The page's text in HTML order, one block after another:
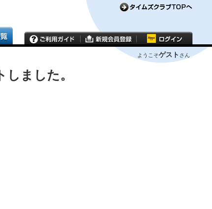
ようこそゲスト さん
ました。